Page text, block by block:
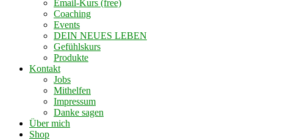
Email-Kurs (free)
Coaching
Events
DEIN NEUES LEBEN
Gefühlskurs
Produkte
Kontakt
Jobs
Mithelfen
Impressum
Danke sagen
Über mich
Shop